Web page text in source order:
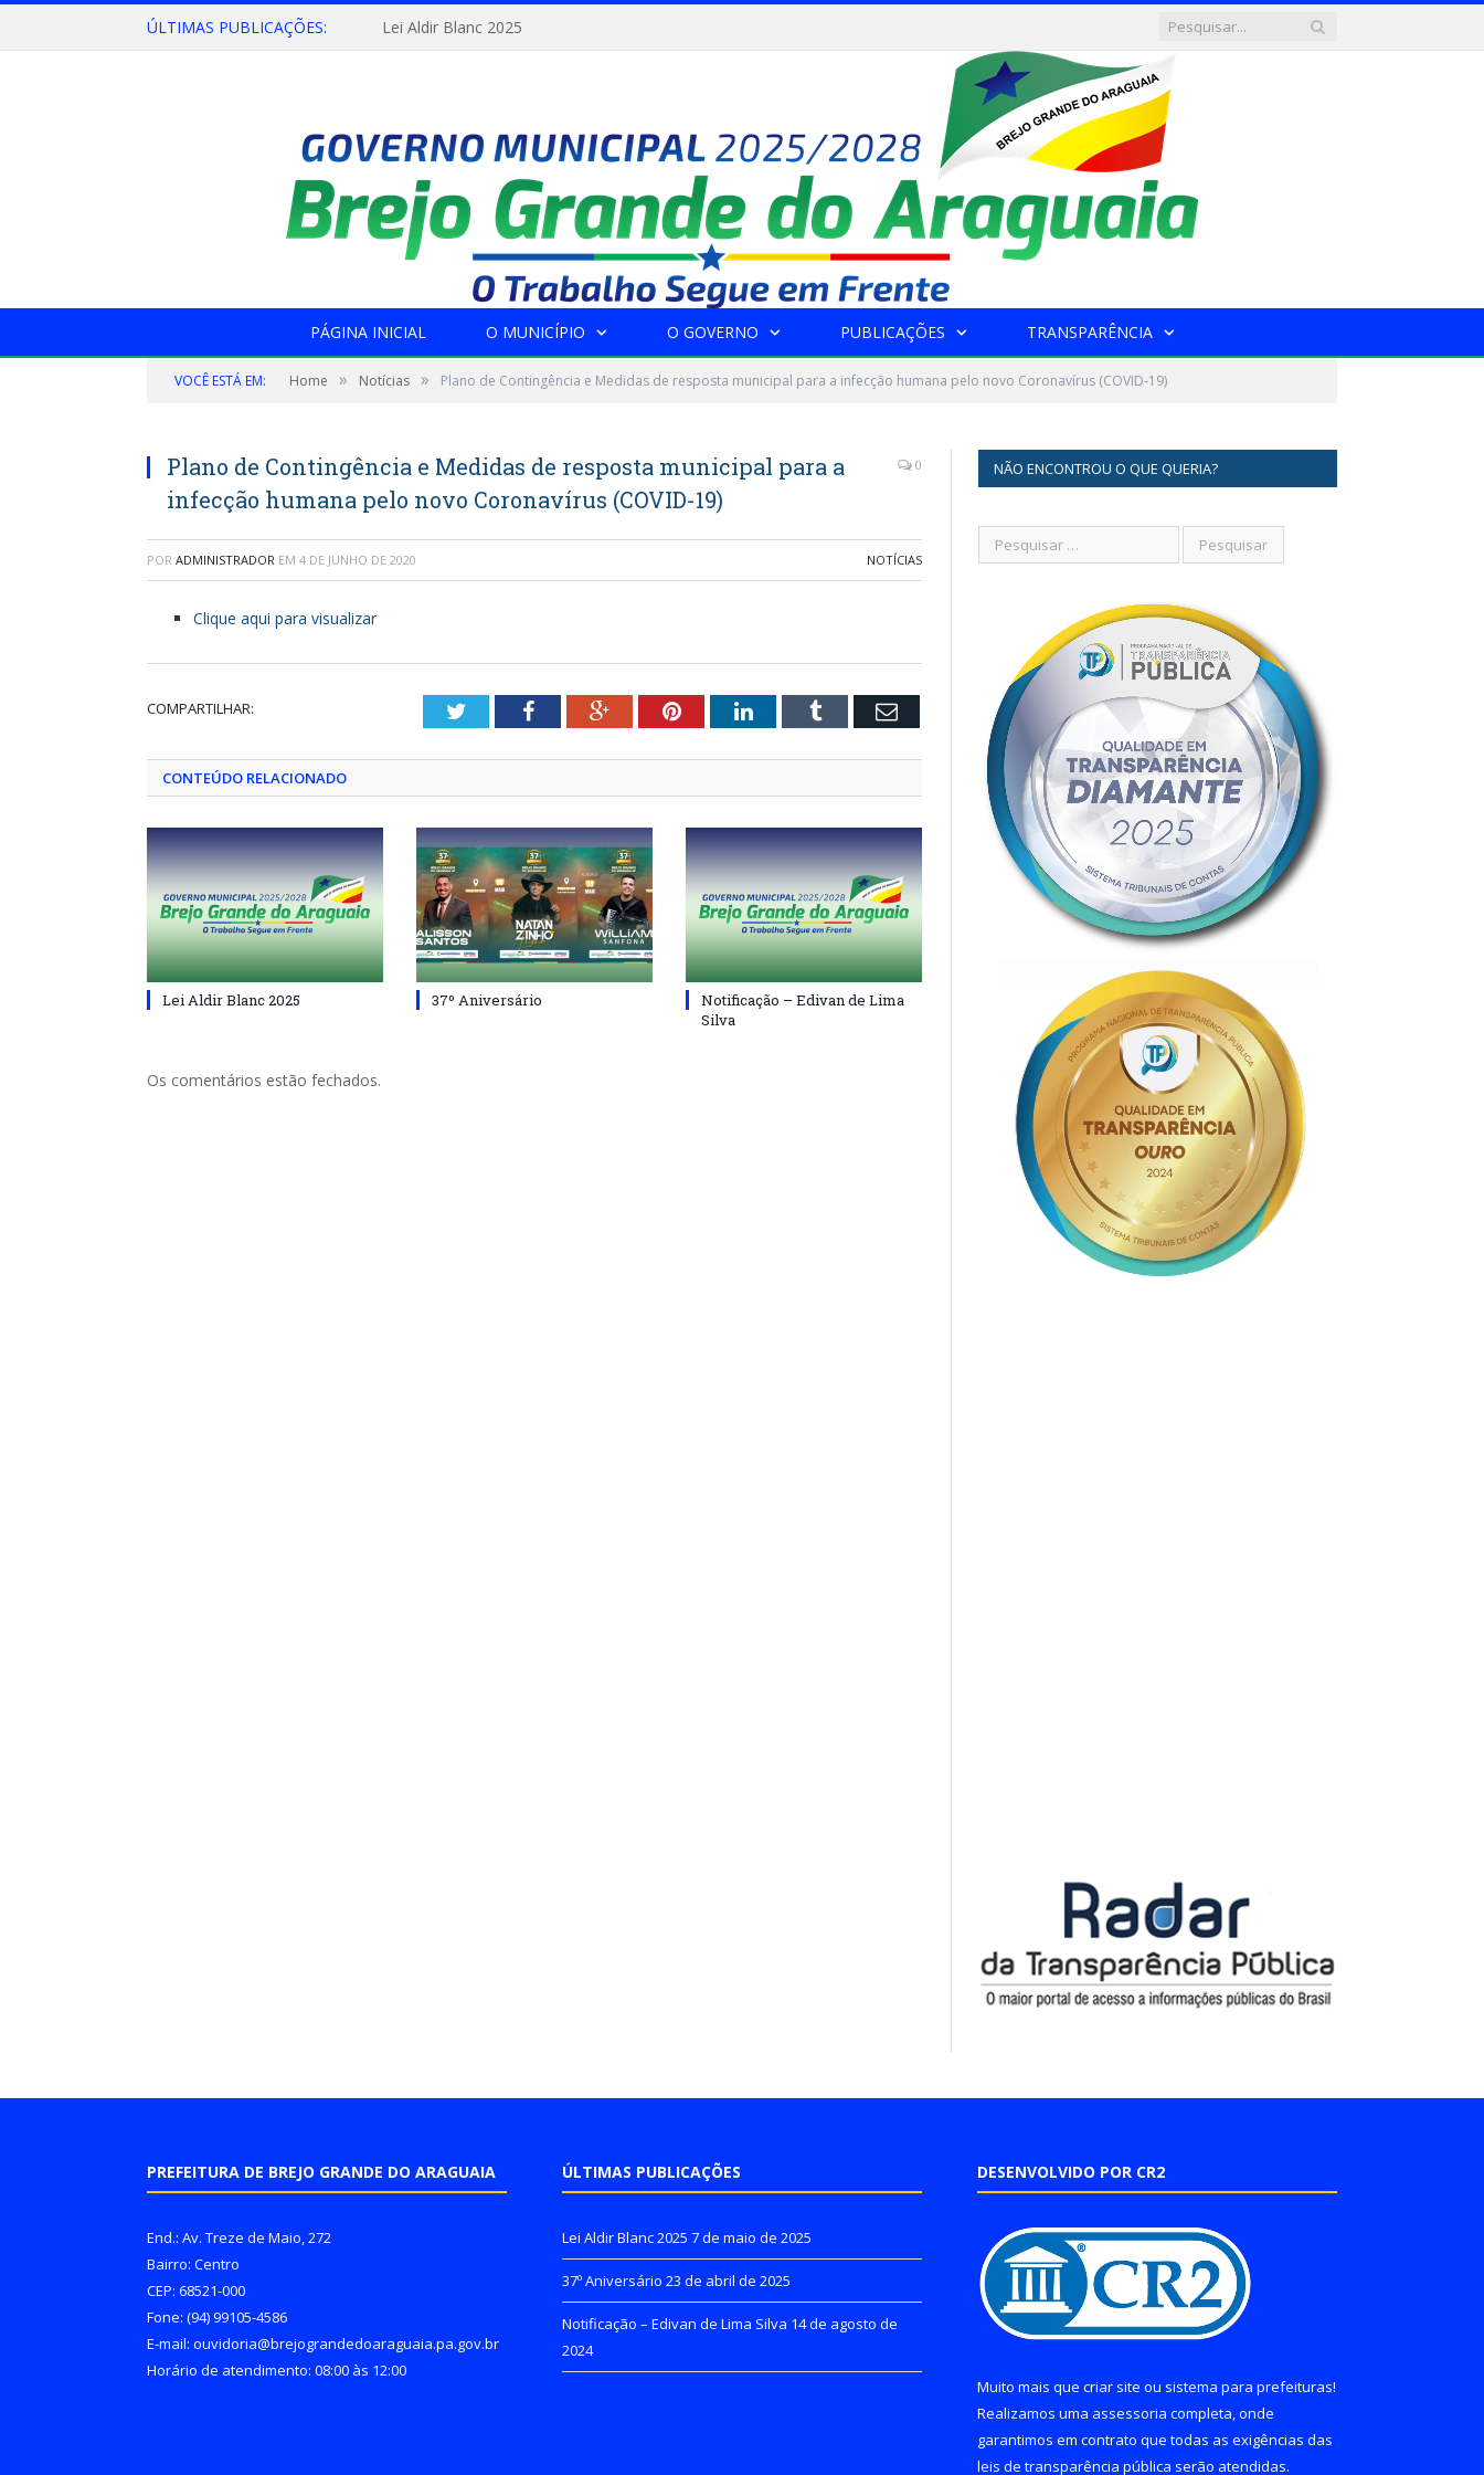
ÚLTIMAS PUBLICAÇÕES: Lei Aldir Blanc 2025
PÁGINA INICIAL O MUNICÍPIO O GOVERNO PUBLICAÇÕES TRANSPARÊNCIA
VOCÊ ESTÁ EM: Home » Notícias » Plano de Contingência e Medidas de resposta municipal para a infecção humana pelo novo Coronavírus (COVID-19)
Plano de Contingência e Medidas de resposta municipal para a
infecção humana pelo novo Coronavírus (COVID-19)
0
POR ADMINISTRADOR EM 4 DE JUNHO DE 2020 NOTÍCIAS
Clique aqui para visualizar
COMPARTILHAR: TwitterFacebookGoogle+PinterestLinkedInTumblr Email
CONTEÚDO RELACIONADO
Lei Aldir Blanc 2025 37º Aniversário
Notificação – Edivan de Lima
Silva
Os comentários estão fechados.
NÃO ENCONTROU O QUE QUERIA?
PREFEITURA DE BREJO GRANDE DO ARAGUAIA
End.: Av. Treze de Maio, 272
Bairro: Centro
CEP: 68521-000
Fone: (94) 99105-4586
E-mail: ouvidoria@brejograndedoaraguaia.pa.gov.br
Horário de atendimento: 08:00 às 12:00
ÚLTIMAS PUBLICAÇÕES
Lei Aldir Blanc 2025 7 de maio de 2025
37º Aniversário 23 de abril de 2025
Notificação – Edivan de Lima Silva 14 de agosto de
2024
DESENVOLVIDO POR CR2
Muito mais que criar site ou sistema para prefeituras!
Realizamos uma assessoria completa, onde
garantimos em contrato que todas as exigências das
leis de transparência pública serão atendidas.